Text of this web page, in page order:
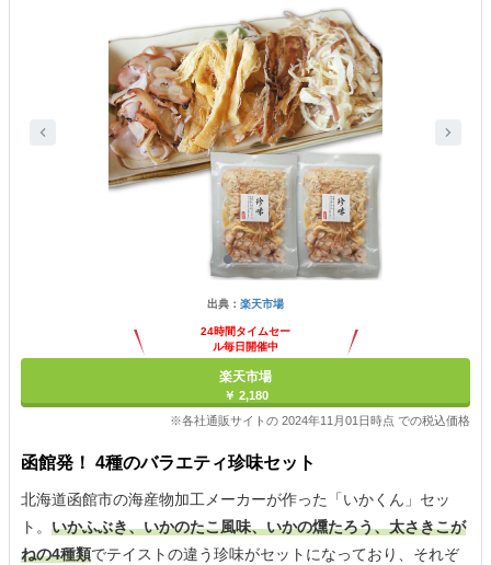
出典： 楽天市場
24時間タイムセー
ル毎日開催中
楽天市場
￥ 2,180
※各社通販サイトの 2024年11月01日時点 での税込価格
函館発！ 4種のバラエティ珍味セット
北海道函館市の海産物加工メーカーが作った「いかくん」セッ
ト。 いかふぶき、いかのたこ風味、いかの燻たろう、太さきこが
ねの4種類でテイストの違う珍味がセットになっており、それぞ